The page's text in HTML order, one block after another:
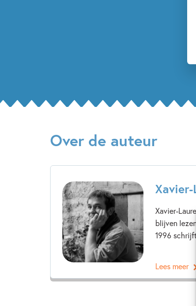
Over de auteur
Xavier-
blijven
1996
Lees meer